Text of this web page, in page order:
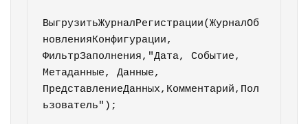
ВыгрузитьЖурналРегистрации(ЖурналОб
новленияКонфигурации,
ФильтрЗаполнения,"Дата, Событие,
Метаданные, Данные,
ПредставлениеДанных,Комментарий,Пол
ьзователь");